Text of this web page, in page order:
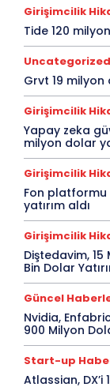
Girişimcilik
Tide 120
Uncategorized
Grvt 19 milyon
Girişimcilik
Yapay zeka
milyon dolar
Girişimcilik
Fon
yatırım aldı
Girişimcilik
Diştedavim,
Bin Dolar
Güncel
Nvidia,
900 Milyon
Start-up
Atlassian, DX’i